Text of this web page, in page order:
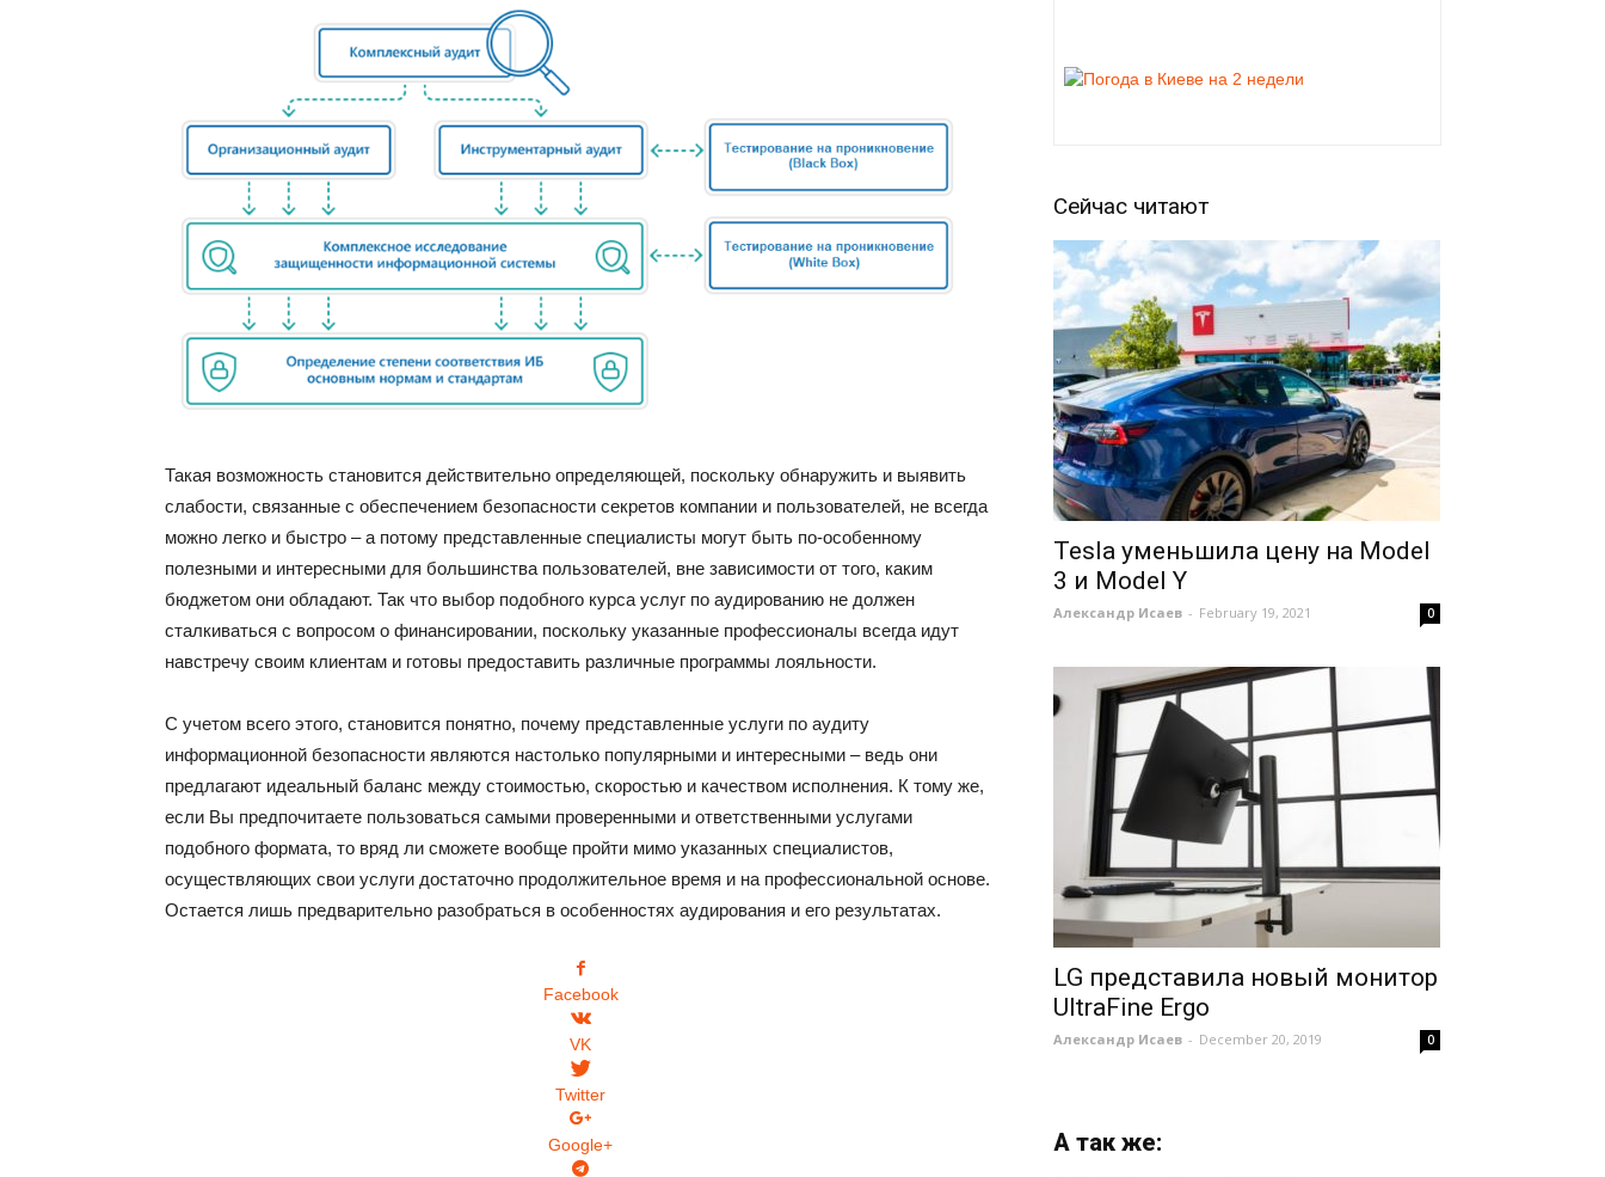
Такая возможность становится действительно определяющей, поскольку обнаружить и выявить
слабости, связанные с обеспечением безопасности секретов компании и пользователей, не всегда
можно легко и быстро – а потому представленные специалисты могут быть по-особенному
полезными и интересными для большинства пользователей, вне зависимости от того, каким
бюджетом они обладают. Так что выбор подобного курса услуг по аудированию не должен
сталкиваться с вопросом о финансировании, поскольку указанные профессионалы всегда идут
навстречу своим клиентам и готовы предоставить различные программы лояльности.
С учетом всего этого, становится понятно, почему представленные услуги по аудиту
информационной безопасности являются настолько популярными и интересными – ведь они
предлагают идеальный баланс между стоимостью, скоростью и качеством исполнения. К тому же,
если Вы предпочитаете пользоваться самыми проверенными и ответственными услугами
подобного формата, то вряд ли сможете вообще пройти мимо указанных специалистов,
осуществляющих свои услуги достаточно продолжительное время и на профессиональной основе.
Остается лишь предварительно разобраться в особенностях аудирования и его результатах.
Facebook
VK
Twitter
Google+
Сейчас читают
Tesla уменьшила цену на Model
3 и Model Y
Александр Исаев - February 19, 2021 0
LG представила новый монитор
UltraFine Ergo
Александр Исаев - December 20, 2019 0
А так же: